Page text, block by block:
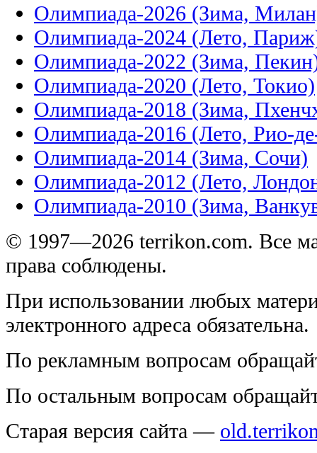
Олимпиада-2026 (Зима,
Олимпиада-2024 (Лето,
Олимпиада-2022 (Зима,
Олимпиада-2020 (Лето, Токио)
Олимпиада-2018 (Зима,
Олимпиада-2016 (Лето, Рио-
Олимпиада-2014 (Зима, Сочи)
Олимпиада-2012 (Лето,
Олимпиада-2010 (Зима,
© 1997—2026 terrikon.com. Все
права соблюдены.
При использовании любых
электронного адреса обязательна.
По рекламным вопросам
По остальным вопросам
Старая версия сайта —